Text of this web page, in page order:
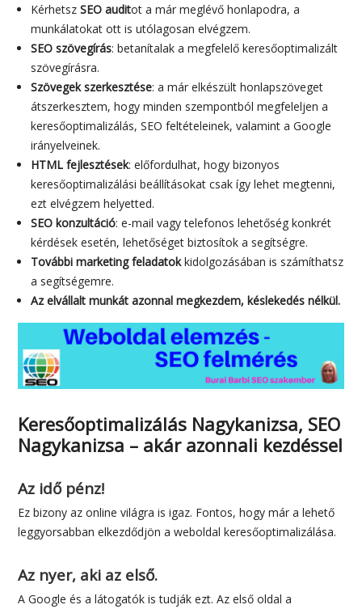
KérhetszSEO auditot a már meglévő honlapodra, a
munkálatokat ott is utólagosan elvégzem.
SEO szövegírás: betanítalak a megfelelő keresőoptimalizált
szövegírásra.
Szövegek szerkesztése: a már elkészült honlapszöveget
átszerkesztem, hogy minden szempontból megfeleljen a
keresőoptimalizálás, SEO feltételeinek, valamint a Google
irányelveinek.
HTML fejlesztések: előfordulhat, hogy bizonyos
keresőoptimalizálási beállításokat csak így lehet megtenni,
ezt elvégzem helyetted.
SEO konzultáció: e-mail vagy telefonos lehetőség konkrét
kérdések esetén, lehetőséget biztosítok a segítségre.
További marketing feladatokkidolgozásában is számíthatsz
a segítségemre.
Az elvállalt munkát azonnal megkezdem, késlekedés nélkül.
Keresőoptimalizálás Nagykanizsa, SEO
Nagykanizsa – akár azonnali kezdéssel
Az idő pénz!
Ez bizony az online világra is igaz. Fontos, hogy már a lehető
leggyorsabban elkezdődjön a weboldal keresőoptimalizálása.
Az nyer, aki az első.
A Google és a látogatók is tudják ezt. Az első oldal a